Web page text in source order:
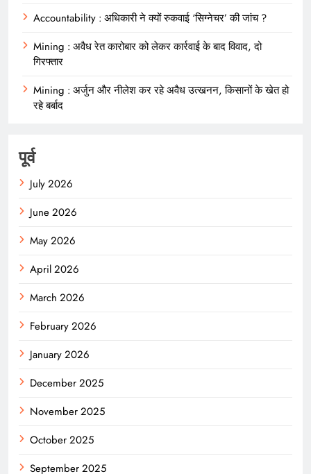
Accountability : अधिकारी ने क्यों रुकवाई ‘सिग्नेचर’ की जांच ?
Mining : अवैध रेत कारोबार को लेकर कार्रवाई के बाद विवाद, दो
गिरफ्तार
Mining : अर्जुन और नीलेश कर रहे अवैध उत्खनन, किसानों के खेत हो
रहे बर्बाद
पूर्व
July 2026
June 2026
May 2026
April 2026
March 2026
February 2026
January 2026
December 2025
November 2025
October 2025
September 2025